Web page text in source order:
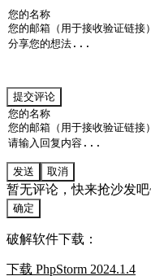
提交评论
发送 取消
暂无评论，快来抢沙发
确定
破解软件下载：
下载 PhpStorm 2024.1.4